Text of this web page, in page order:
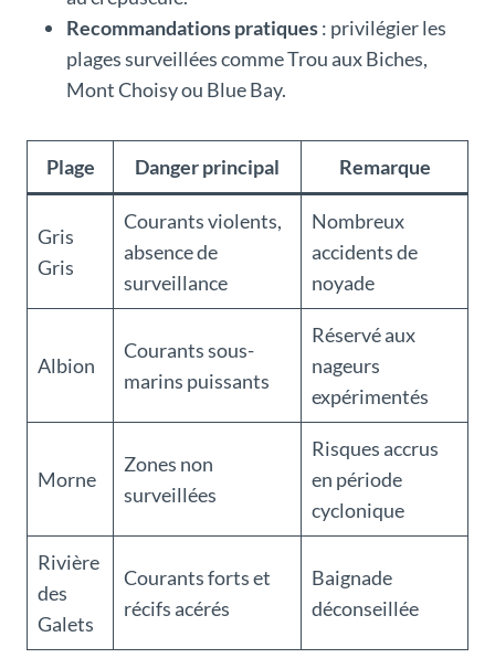
Recommandations pratiques: privilégier les
plages surveillées comme Trou aux Biches,
Mont Choisy ou Blue Bay.
Plage Danger principal Remarque
Gris
Gris
Courants violents,
absence de
surveillance
Nombreux
accidents de
noyade
Albion
Courants sous-
marins puissants
Réservé aux
nageurs
expérimentés
Morne
Zones non
surveillées
Risques accrus
en période
cyclonique
Rivière
des
Galets
Courants forts et
récifs acérés
Baignade
déconseillée